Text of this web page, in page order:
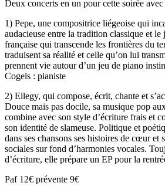
Deux concerts en un pour cette soirée avec
1) Pepe, une compositrice liégeoise qui
audacieuse entre la tradition classique et
française qui transcende les frontières du
traduisent sa réalité et celle qu’on lui
prennent vie autour d’un jeu de piano
Cogels : pianiste
2) Ellegy, qui compose, écrit, chante et
Douce mais pas docile, sa musique pop
combine avec son style d’écriture frais et
son identité de slameuse. Politique et
dans ses chansons ses histoires de cœur et
sociales sur fond d’harmonies vocales.
d’écriture, elle prépare un EP pour la
Paf 12€ prévente 9€